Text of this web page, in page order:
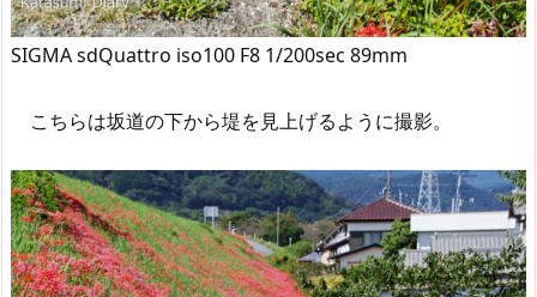
SIGMA sdQuattro iso100 F8 1/200sec 89mm
こちらは坂道の下から堤を見上げるように撮影。